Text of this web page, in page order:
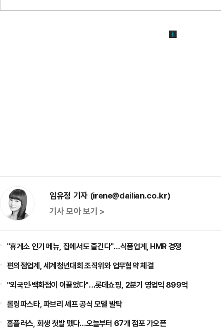
임유정 기자 (irene@dailian.co.kr)
기사 모아 보기 >
"휴게소 인기 메뉴, 집에서도 즐긴다"…식품업계, HMR 경쟁
편의점업계, 세계청년대회 조직위와 업무협약 체결
"외국인·백화점이 이끌었다"…롯데쇼핑, 2분기 영업익 899억
롤링파스타, 파브리 셰프 공식 모델 발탁
홈플러스, 회생 첫발 뗐다…오늘부터 67개 점포 가오픈